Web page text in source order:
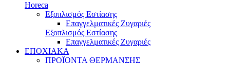
Horeca
Εξοπλισμός Εστίασης
Επαγγελματικές Ζυγαριές
Εξοπλισμός Εστίασης
Επαγγελματικές Ζυγαριές
ΕΠΟΧΙΑΚΑ
ΠΡΟΪΟΝΤΑ ΘΕΡΜΑΝΣΗΣ